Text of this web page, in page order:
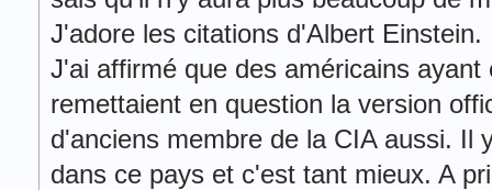
J'adore les citations d'Albert Einstein.
J'ai affirmé que des américains
remettaient en question la version
d'anciens membre de la CIA aussi. Il
dans ce pays et c'est tant mieux. A